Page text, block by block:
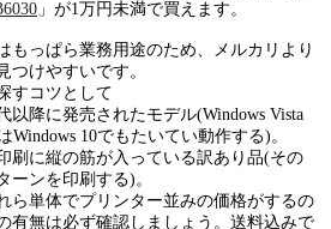
」が1万円未満で買えます。
もっぱら業務用途のため、メルカリより
つけやすいです。
すコツとして
以降に発売されたモデル(Windows Vista
Windows 10でもたいてい動作する)。
刷に縦の筋が入っている訳あり品(その
ーンを印刷する)。
ら単体でプリンター並みの価格がするの
有無は必ず確認しましょう。送料込みで